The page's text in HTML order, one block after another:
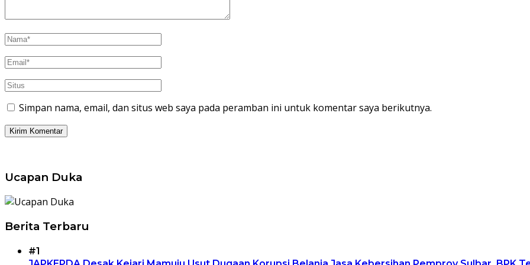
Simpan nama, email, dan situs web saya pada peramban ini untuk komentar saya berikutnya.
Ucapan Duka
Berita Terbaru
#1